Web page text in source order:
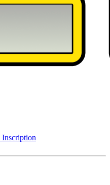
Inscription